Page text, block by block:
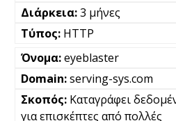
3 μήνες
HTTP
eyeblaster
serving-sys.com
Καταγράφει
για επισκέπτες από πολλές